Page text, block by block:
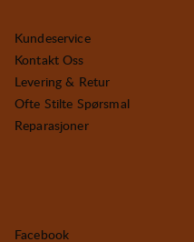
Kundeservice
Kontakt Oss
Levering & Retur
Ofte Stilte Spørsmal
Reparasjoner
Facebook